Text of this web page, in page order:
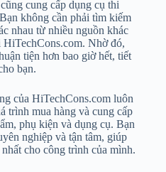
cung cấp dụng cụ thi
không cần phải tìm kiếm
nhau từ nhiều nguồn khác
HiTechCons.com. Nhờ đó,
tiện hơn bao giờ hết, tiết
bạn.
của HiTechCons.com luôn
trình mua hàng và cung cấp
phụ kiện và dụng cụ. Bạn
nghiệp và tận tâm, giúp
cho công trình của mình.